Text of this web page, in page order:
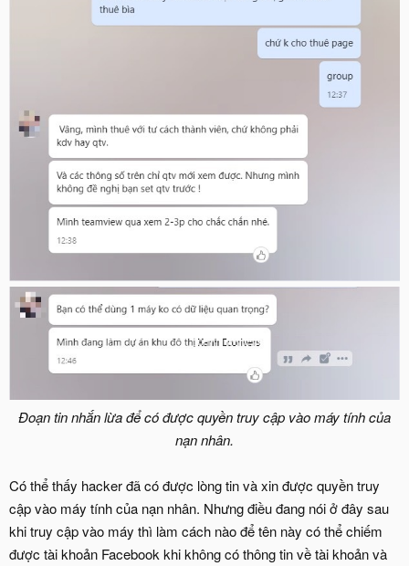
Đoạn tin nhắn lừa để có được quyền truy cập vào máy tính của
nạn nhân.
Có thể thấy hacker đã có được lòng tin và xin được quyền truy
cập vào máy tính của nạn nhân. Nhưng điều đang nói ở đây sau
khi truy cập vào máy thì làm cách nào để tên này có thể chiếm
được tài khoản Facebook khi không có thông tin về tài khoản và